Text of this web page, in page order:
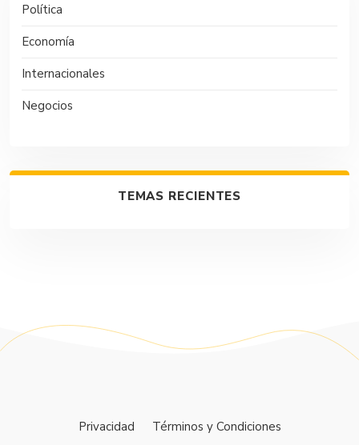
Política
Economía
Internacionales
Negocios
TEMAS RECIENTES
Privacidad Términos y Condiciones